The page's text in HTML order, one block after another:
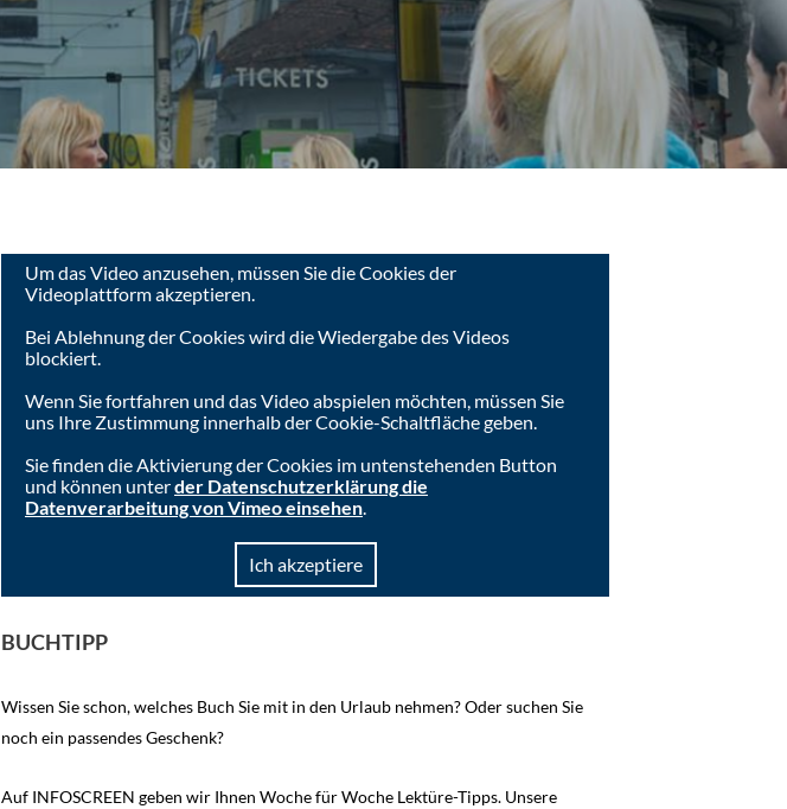
Um das Video anzusehen, müssen Sie die Cookies der
Videoplattform akzeptieren.
Bei Ablehnung der Cookies wird die Wiedergabe des Videos
blockiert.
Wenn Sie fortfahren und das Video abspielen möchten, müssen Sie
uns Ihre Zustimmung innerhalb der Cookie-Schaltfläche geben.
Sie finden die Aktivierung der Cookies im untenstehenden Button
und können unterder Datenschutzerklärung die
Datenverarbeitung von Vimeo einsehen.
Ich akzeptiere
BUCHTIPP
Wissen Sie schon, welches Buch Sie mit in den Urlaub nehmen? Oder suchen Sie
noch ein passendes Geschenk?
Auf INFOSCREEN geben wir Ihnen Woche für Woche Lektüre-Tipps. Unsere